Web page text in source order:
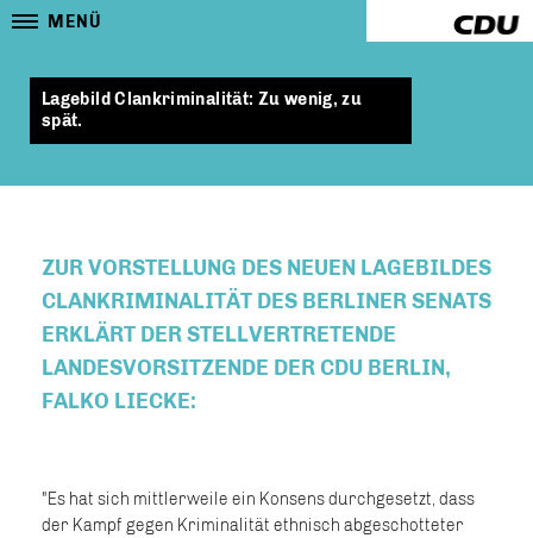
MENÜ
Lagebild Clankriminalität: Zu wenig, zu
spät.
ZUR VORSTELLUNG DES NEUEN LAGEBILDES
CLANKRIMINALITÄT DES BERLINER SENATS
ERKLÄRT DER STELLVERTRETENDE
LANDESVORSITZENDE DER CDU BERLIN,
FALKO LIECKE:
"Es hat sich mittlerweile ein Konsens durchgesetzt, dass
der Kampf gegen Kriminalität ethnisch abgeschotteter